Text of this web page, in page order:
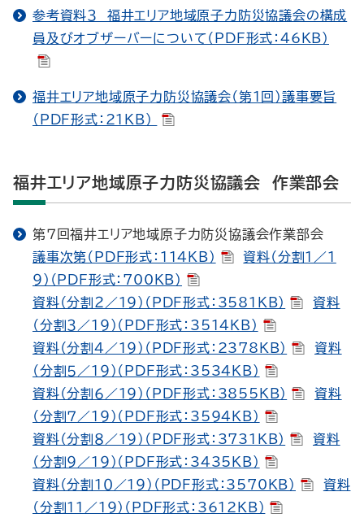
参考資料３ 福井エリア地域原子力防災協議会の構成
員及びオブザーバーについて（PDF形式：46KB）
福井エリア地域原子力防災協議会（第１回）議事要旨
（PDF形式：21KB）
福井エリア地域原子力防災協議会 作業部会
第７回福井エリア地域原子力防災協議会作業部会
議事次第（PDF形式：114KB）
資料（分割１／１
９）（PDF形式：700KB）
資料（分割２／１９）（PDF形式：3581KB）
資料
（分割３／１９）（PDF形式：3514KB）
資料（分割４／１９）（PDF形式：2378KB）
資料
（分割５／１９）（PDF形式：3534KB）
資料（分割６／１９）（PDF形式：3855KB）
資料
（分割７／１９）（PDF形式：3594KB）
資料（分割８／１９）（PDF形式：3731KB）
資料
（分割９／１９）（PDF形式：3435KB）
資料（分割１０／１９）（PDF形式：3570KB）
資料
（分割１１／１９）（PDF形式：3612KB）